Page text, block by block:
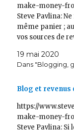
make-money-
Steve Pavlina:
même panier ;
vos sources de
compter ? Voici
19 mai 2020
Dans "Blogging,
Blog et revenus
https://
make-money-
Steve Pavlina: